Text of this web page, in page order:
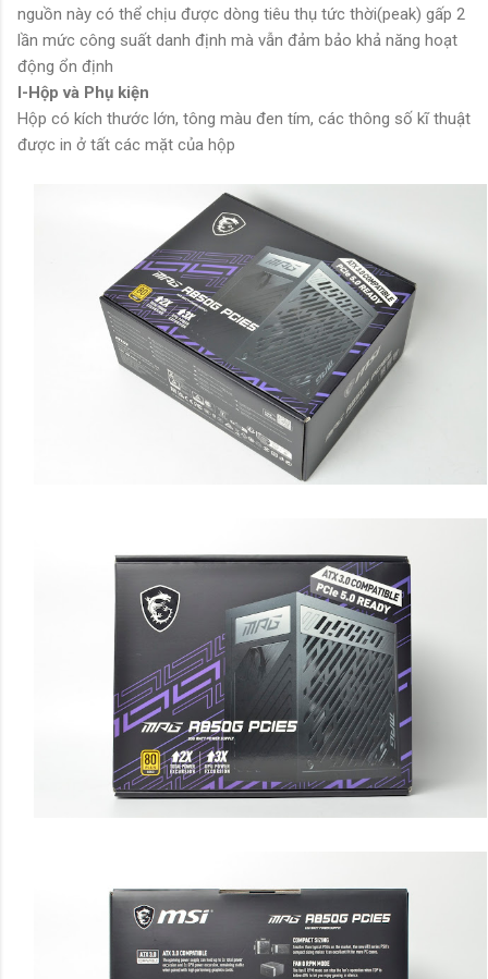
nguồn này có thể chịu được dòng tiêu thụ tức thời(peak) gấp 2
lần mức công suất danh định mà vẫn đảm bảo khả năng hoạt
động ổn định
I-Hộp và Phụ kiện
Hộp có kích thước lớn, tông màu đen tím, các thông số kĩ thuật
được in ở tất các mặt của hộp